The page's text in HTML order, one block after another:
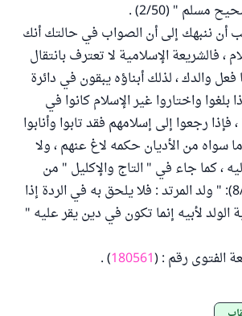
مسلم " (2/50) .
ننبهك إلى أن الصواب في حالتك أنك
، فالشريعة الإسلامية لا تعترف بانتقال
والدك ، لذلك أبناؤه يبقون في دائرة
بلغوا واختاروا غير الإسلام كانوا في
رجعوا إلى إسلامهم فقد تابوا وأنابوا
سواه من الأديان حكمه لاغ عنهم ، ولا
، كما جاء في " التاج والإكليل " من
كتب المالكية (8/374): " ولد المرتد : فلا يلحق به في الردة إذا
الولد لأبيه إنما تكون في دين يقر عليه "
الفتوى رقم : (180561
) .